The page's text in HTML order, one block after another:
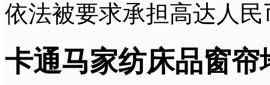
依法被要求承担高达人
卡通马家纺床品窗